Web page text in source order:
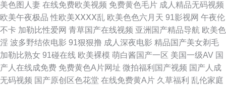
线 www黄淫 国产精福利 九九热国产视频 青青操影院 微拍啪啪啪 伊人熟女
网 91原创视频在线 www黑料尤物 成人福利网站 韩国之操B 老司机福利站 超
美色图人妻 在线免费欧美视频 免费黄色毛片 成人精品无码视频
欧美午夜极品 性欧美ⅩⅩⅩⅩ乱 欧美色色六月天 91影视网 午夜伦
不卡 加勒比性爱网 青草国产在线视频 亚洲国产精品导航 欧美色
淫 波多野结依电影 91狠狠撸 成人深夜电影 精品国产美女剃毛
加勒比熟女 91碰在线 欧美裸模 萌白酱国产一区 美国一级AV 国
产人在线成免费 免费黄色A片网址 微拍福利国产视频 国产人成
无码视频 国产原创区色花堂 在线免费黄A片 久草福利 乱伦家庭